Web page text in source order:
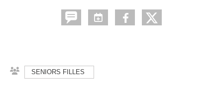
SENIORS FILLES